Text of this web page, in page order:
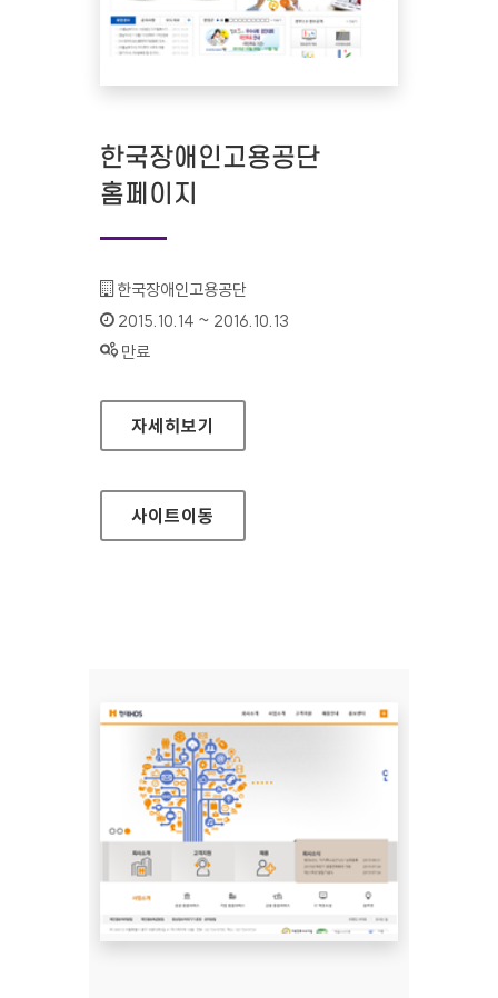
한국장애인고용공단
홈페이지
기관명 :
한국장애인고용공단
인증기간 :
2015.10.14 ~ 2016.10.13
상태 :
만료
한국장애인고용공단 홈페이지
자세히보기
사이트이동